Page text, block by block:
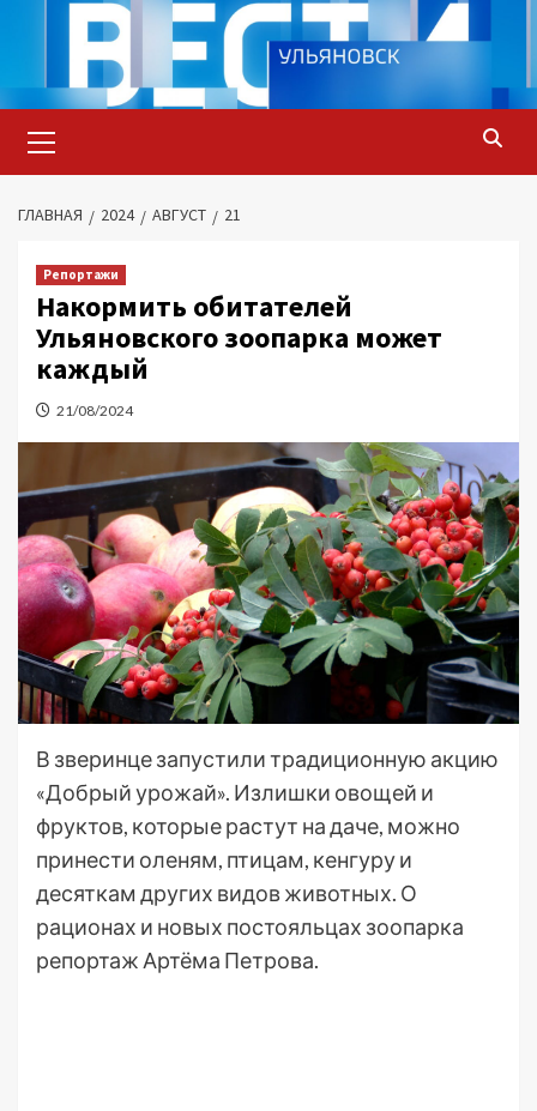
содержимому
меню
ГЛАВНАЯ 2024 АВГУСТ 21
Репортажи
Накормить обитателей
Ульяновского зоопарка может
каждый
21/08/2024
В зверинце запустили традиционную акцию
«Добрый урожай». Излишки овощей и
фруктов, которые растут на даче, можно
принести оленям, птицам, кенгуру и
десяткам других видов животных. О
рационах и новых постояльцах зоопарка
репортаж Артёма Петрова.